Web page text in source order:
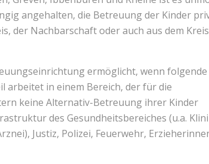
angehalten, die Betreuung der Kinder
der Nachbarschaft oder auch aus dem
ermöglicht, wenn folgende
arbeitet in einem Bereich, der für die
keine Alternativ-Betreuung ihrer Kinder
des Gesundheitsbereiches (u.a.
Justiz, Polizei, Feuerwehr,